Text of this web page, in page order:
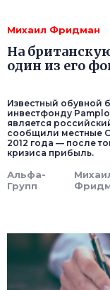
Михаил Фридман
На
один из его
Известный обувной
инвестфонду
является
сообщили местные
2012 года — после
кризиса прибыль.
Альфа-
Групп